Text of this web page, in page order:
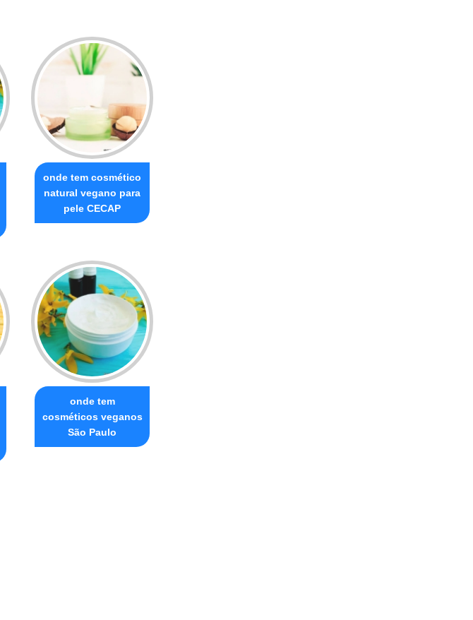
onde tem cosmético
natural vegano para
pele CECAP
onde tem
cosméticos veganos
São Paulo